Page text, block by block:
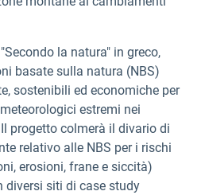
la natura" in greco,
basate sulla natura (NBS)
sostenibili ed economiche per
estremi nei
progetto colmerà il divario di
relativo alle NBS per i rischi
erosioni, frane e siccità)
diversi siti di case study